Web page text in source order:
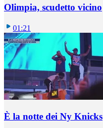
Olimpia, scudetto vicino
01:21
È la notte dei Ny Knicks